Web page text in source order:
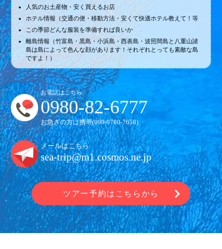
人気のお土産物・安く買えるお店
ホテル情報（交通の便・移動方法・安くて快適ホテル教えて！等
この季節どんな服装を準備すれば良いか
離島情報（竹富島・黒島・小浜島・西表島・波照間島と八重山諸
島は島によって色んな顔があります！それぞれとっても素敵な島
ですよ！）
お電話はこちら
0980-82-6777
お急ぎの方は携帯(090-9780-7658)
メールはこちら
sea-trip@m1.cosmos.ne.jp
ツアー予約はこちらから